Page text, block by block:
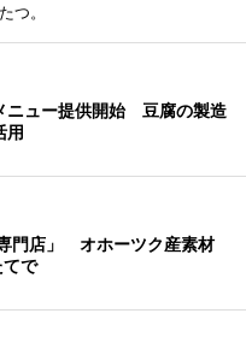
つ。
ニュー提供開始 豆腐の製造
用
門店」 オホーツク産素材
で